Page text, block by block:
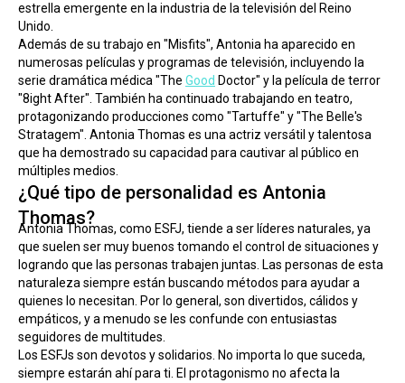
estrella emergente en la industria de la televisión del Reino
Unido.
Además de su trabajo en "Misfits", Antonia ha aparecido en
numerosas películas y programas de televisión, incluyendo la
serie dramática médica "The Good Doctor" y la película de terror
"8ight After". También ha continuado trabajando en teatro,
protagonizando producciones como "Tartuffe" y "The Belle's
Stratagem". Antonia Thomas es una actriz versátil y talentosa
que ha demostrado su capacidad para cautivar al público en
múltiples medios.
¿Qué tipo de personalidad es Antonia
Thomas?
Antonia Thomas, como ESFJ, tiende a ser líderes naturales, ya
que suelen ser muy buenos tomando el control de situaciones y
logrando que las personas trabajen juntas. Las personas de esta
naturaleza siempre están buscando métodos para ayudar a
quienes lo necesitan. Por lo general, son divertidos, cálidos y
empáticos, y a menudo se les confunde con entusiastas
seguidores de multitudes.
Los ESFJs son devotos y solidarios. No importa lo que suceda,
siempre estarán ahí para ti. El protagonismo no afecta la